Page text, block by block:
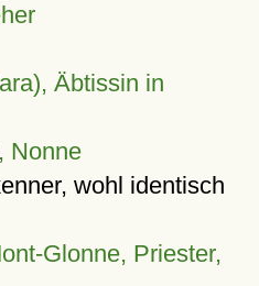
Äbtissin in
Nonne
wohl identisch
Glonne, Priester,